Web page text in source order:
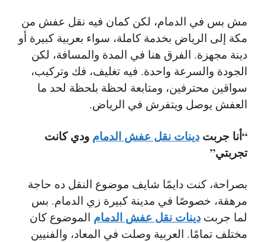
مش بس في الدمام، لكن كمان فيه نقل عفش من
مكة إلى الرياض بخدمة كاملة، سواء بعربية كبيرة أو
دينة مجهزة. الفرق هنا في المدة والمسافة، لكن
الجودة والسرعة واحدة. فيه تغليف، فك وتركيب،
سواقين محترفين، ومتابعة لحظة بلحظة لحد ما
العفش يوصل ويتفرش في الرياض.
“أنا جربت دينات نقل عفش الدمام ودي كانت
تجربتي”
بصراحة، كنت دايمًا شايف موضوع النقل ده حاجة
مرهقة، خصوصًا في مدينة كبيرة زي الدمام. بس
لما جربت دينات نقل عفش الدمام الموضوع كان
مختلف تمامًا. العربية وصلت في المعاد، والفنيين